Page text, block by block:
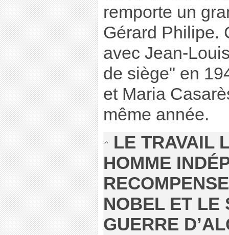
remporte un
Gérard Philipe.
avec Jean-
de siège" en
et Maria
même année.
LE TRAVAIL
HOMME
NOBEL ET LE
GUERRE